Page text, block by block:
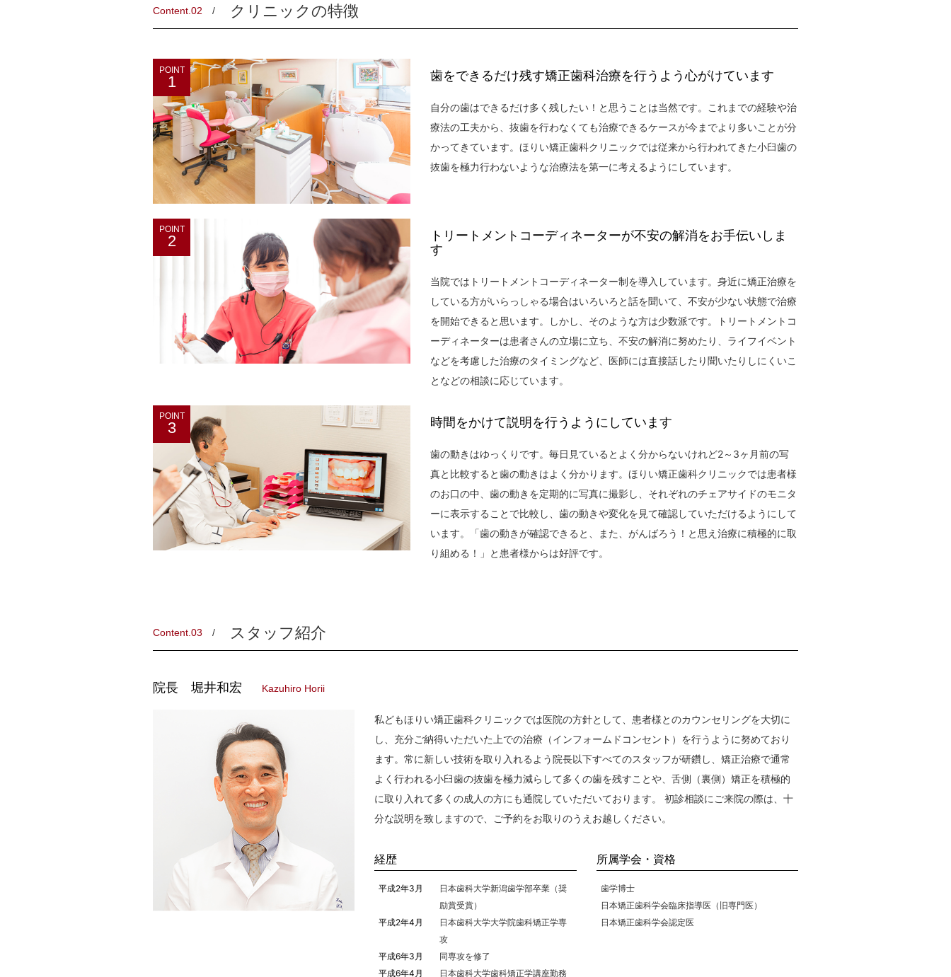
Content.02 クリニックの特徴
POINT
1 歯をできるだけ残す矯正歯科治療を行うよう心がけています
自分の歯はできるだけ多く残したい！と思うことは当然です。これまでの経験や治
療法の工夫から、抜歯を行わなくても治療できるケースが今までより多いことが分
かってきています。ほりい矯正歯科クリニックでは従来から行われてきた小臼歯の
抜歯を極力行わないような治療法を第一に考えるようにしています。
POINT
2
トリートメントコーディネーターが不安の解消をお手伝いしま
す
当院ではトリートメントコーディネーター制を導入しています。身近に矯正治療を
している方がいらっしゃる場合はいろいろと話を聞いて、不安が少ない状態で治療
を開始できると思います。しかし、そのような方は少数派です。トリートメントコ
ーディネーターは患者さんの立場に立ち、不安の解消に努めたり、ライフイベント
などを考慮した治療のタイミングなど、医師には直接話したり聞いたりしにくいこ
となどの相談に応じています。
POINT
3 時間をかけて説明を行うようにしています
歯の動きはゆっくりです。毎日見ているとよく分からないけれど2～3ヶ月前の写
真と比較すると歯の動きはよく分かります。ほりい矯正歯科クリニックでは患者様
のお口の中、歯の動きを定期的に写真に撮影し、それぞれのチェアサイドのモニタ
ーに表示することで比較し、歯の動きや変化を見て確認していただけるようにして
います。「歯の動きが確認できると、また、がんばろう！と思え治療に積極的に取
り組める！」と患者様からは好評です。
Content.03 スタッフ紹介
院長 堀井和宏 Kazuhiro Horii
私どもほりい矯正歯科クリニックでは医院の方針として、患者様とのカウンセリングを大切に
し、充分ご納得いただいた上での治療（インフォームドコンセント）を行うように努めており
ます。常に新しい技術を取り入れるよう院長以下すべてのスタッフが研鑽し、矯正治療で通常
よく行われる小臼歯の抜歯を極力減らして多くの歯を残すことや、舌側（裏側）矯正を積極的
に取り入れて多くの成人の方にも通院していただいております。 初診相談にご来院の際は、十
分な説明を致しますので、ご予約をお取りのうえお越しください。
経歴
平成2年3月
日本歯科大学新潟歯学部卒業（奨
励賞受賞）
平成2年4月
日本歯科大学大学院歯科矯正学専
攻
平成6年3月
同専攻を修了
平成6年4月
日本歯科大学歯科矯正学講座勤務
所属学会・資格
歯学博士
日本矯正歯科学会臨床指導医（旧専門医）
日本矯正歯科学会認定医